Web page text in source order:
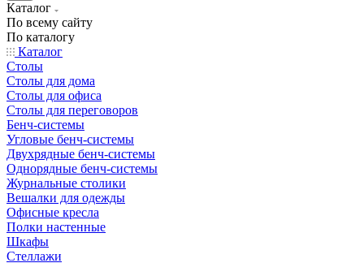
Каталог
По всему сайту
По каталогу
Каталог
Столы
Столы для дома
Столы для офиса
Столы для переговоров
Бенч-системы
Угловые бенч-системы
Двухрядные бенч-системы
Однорядные бенч-системы
Журнальные столики
Вешалки для одежды
Офисные кресла
Полки настенные
Шкафы
Стеллажи